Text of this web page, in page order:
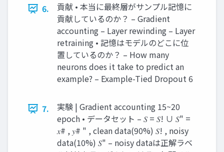
6.
貢献 • 本当に最終層がサンプル記憶に
貢献しているのか？ – Gradient
accounting – Layer rewinding – Layer
retraining • 記憶はモデルのどこに位
置しているのか？ – How many
neurons does it take to predict an
example? – Example-Tied Dropout 6
7.
実験 | Gradient accounting 15~20
epoch • データセット – 𝑆 = 𝑆! ∪ 𝑆" =
𝑥# , 𝑦# " , clean data(90%) 𝑆! , noisy
data(10%) 𝑆" – noisy dataは正解ラベ